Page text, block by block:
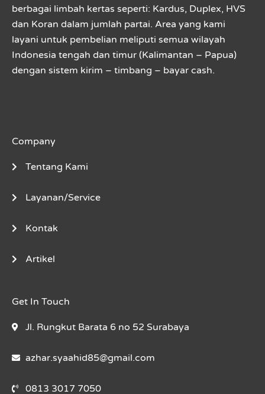
berbagai limbah kertas seperti: Kardus, Duplex, HVS
dan Koran dalam jumlah partai. Area yang kami
layani untuk pembelian meliputi semua wilayah
Indonesia tengah dan timur (Kalimantan – Papua)
dengan sistem kirim – timbang – bayar cash.
Company
Tentang Kami
Layanan/Service
Kontak
Artikel
Get In Touch
Jl. Rungkut Barata 6 no 52 Surabaya
azhar.syaahid85@gmail.com
0813 3017 7050